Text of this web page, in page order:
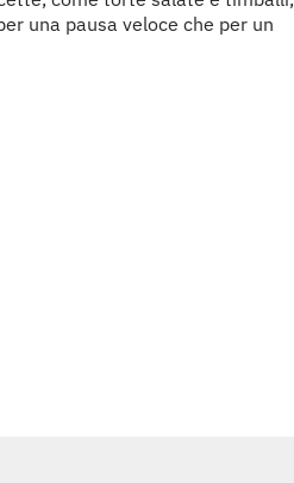
una pausa veloce che per un